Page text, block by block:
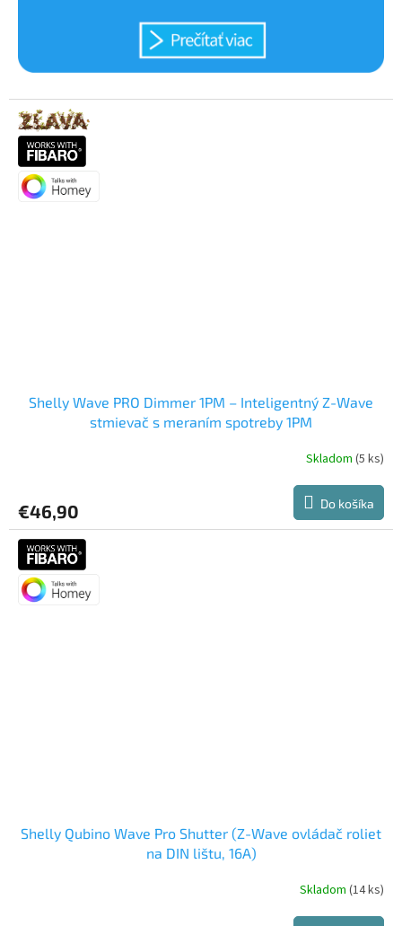
Shelly Wave PRO Dimmer 1PM – Inteligentný Z-Wave
stmievač s meraním spotreby 1PM
Skladom (5 ks)
€46,90 Do košíka
Shelly Qubino Wave Pro Shutter (Z-Wave ovládač roliet
na DIN lištu, 16A)
Skladom (14 ks)